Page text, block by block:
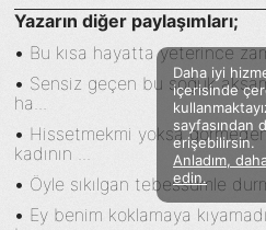
Yazarın diğer paylaşımları;
• Bu kısa hayatta yeterince
• Sensiz geçen bu soğuk
ha...
• Hissetmekmi yoksa
kadının ...
• Öyle sıkılgan tebessümle
• Ey benim koklamaya
Daha iyi
içerisinde
sayfasından
erişebilirsin.
Anladım,
edin.